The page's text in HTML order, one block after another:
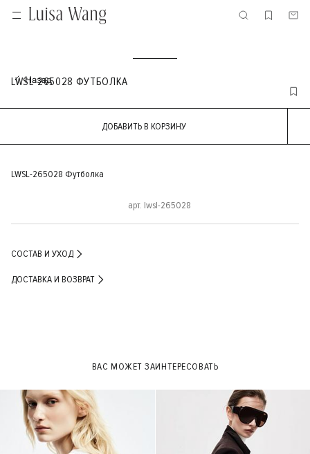
LWSL-265028 ФУТБОЛКА
ДОБАВИТЬ В КОРЗИНУ
LWSL-265028 Футболка
арт. lwsl-265028
СОСТАВ И УХОД
ДОСТАВКА И ВОЗВРАТ
ВАС МОЖЕТ ЗАИНТЕРЕСОВАТЬ